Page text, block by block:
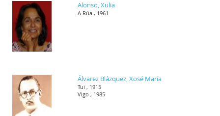
Alonso, Xulia
A Rúa , 1961
Álvarez Blázquez, Xosé María
Tui , 1915
Vigo , 1985